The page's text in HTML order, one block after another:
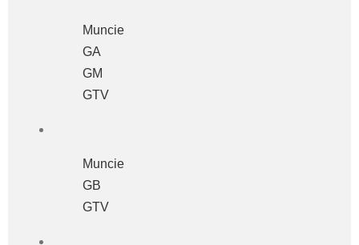
Muncie
GA
GM
GTV
Muncie
GB
GTV